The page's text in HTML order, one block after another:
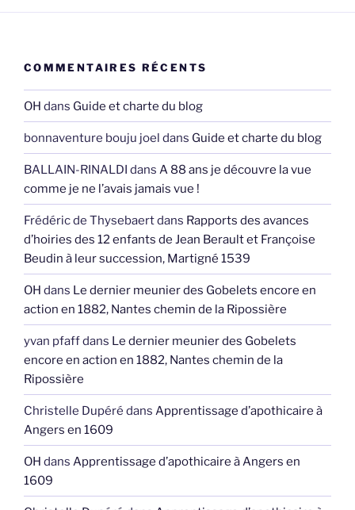
COMMENTAIRES RÉCENTS
OH dans Guide et charte du blog
bonnaventure bouju joel dans Guide et charte du blog
BALLAIN-RINALDI dans A 88 ans je découvre la vue
comme je ne l’avais jamais vue !
Frédéric de Thysebaertdans Rapports des avances
d’hoiries des 12 enfants de Jean Berault et Françoise
Beudin à leur succession, Martigné 1539
OH dans Le dernier meunier des Gobelets encore en
action en 1882, Nantes chemin de la Ripossière
yvan pfaffdans Le dernier meunier des Gobelets
encore en action en 1882, Nantes chemin de la
Ripossière
Christelle Dupéré dans Apprentissage d’apothicaire à
Angers en 1609
OH dans Apprentissage d’apothicaire à Angers en
1609